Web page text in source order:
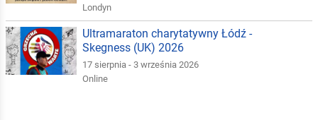
Londyn
Ultramaraton charytatywny Łódź -
Skegness (UK) 2026
17 sierpnia - 3 września 2026
Online